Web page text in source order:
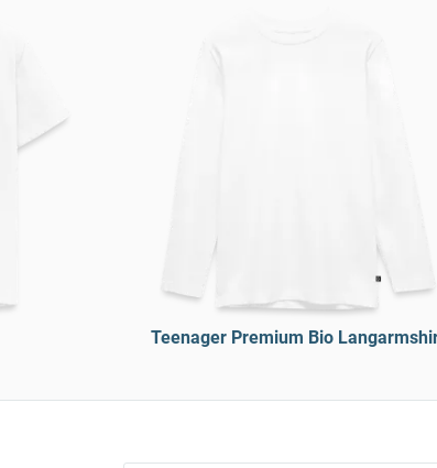
Teenager Premium Bio